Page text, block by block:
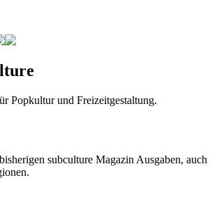
Popkultur und Freizeitgestaltung.
subculture Magazin Ausgaben, auch